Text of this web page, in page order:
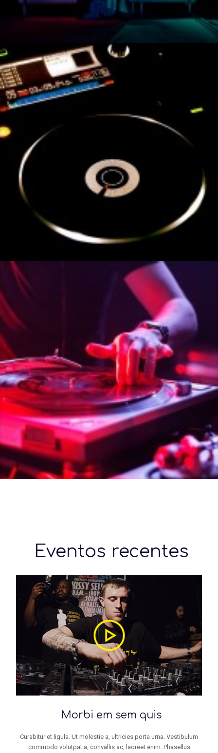
Eventos recentes
Morbi em sem quis
Curabitur et ligula. Ut molestie a, ultricies porta urna. Vestibulum
commodo volutpat a, convallis ac, laoreet enim. Phasellus